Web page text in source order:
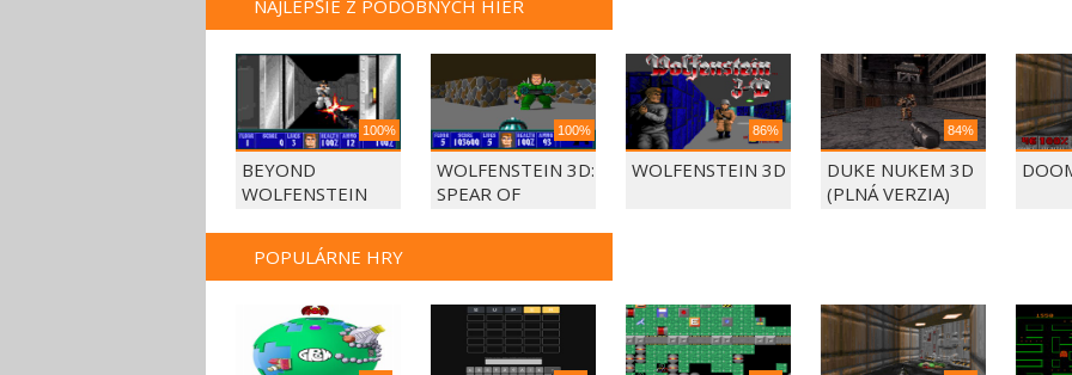
NAJLEPŠIE Z PODOBNÝCH HIER
100%
BEYOND
WOLFENSTEIN
100%
WOLFENSTEIN 3D:
SPEAR OF
86%
WOLFENSTEIN 3D
84%
DUKE NUKEM 3D
(PLNÁ VERZIA)
POPULÁRNE HRY